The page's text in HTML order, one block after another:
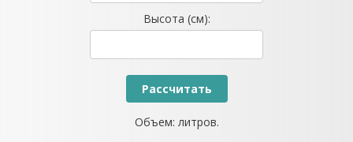
Высота (см):
Объем: литров.